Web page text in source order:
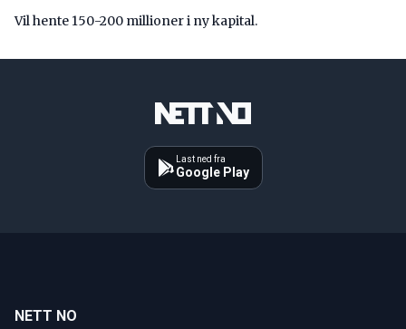
Vil hente 150-200 millioner i ny kapital.
Last ned fra
Google Play
NETT NO